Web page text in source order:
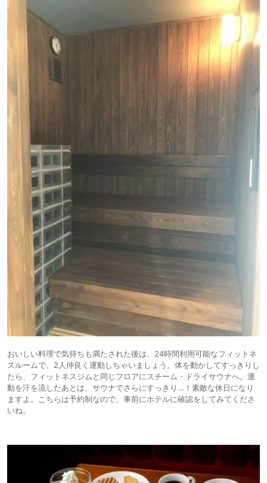
おいしい料理で気持ちも満たされた後は、24時間利用可能なフィットネ
スルームで、2人仲良く運動しちゃいましょう。体を動かしてすっきりし
たら、フィットネスジムと同じフロアにスチーム・ドライサウナへ。運
動を汗を流したあとは、サウナでさらにすっきり…！素敵な休日になり
ますよ。こちらは予約制なので、事前にホテルに確認をしてみてくださ
いね。